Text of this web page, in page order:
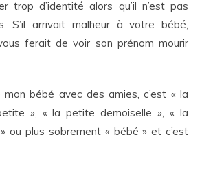
trop d’identité alors qu’il n’est pas
S’il arrivait malheur à votre bébé,
ferait de voir son prénom mourir
bébé avec des amies, c’est « la
», « la petite demoiselle », « la
ou plus sobrement « bébé » et c’est